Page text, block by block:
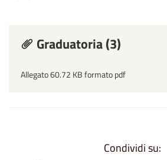
Graduatoria (3)
Allegato 60.72 KB formato pdf
Condividi su: